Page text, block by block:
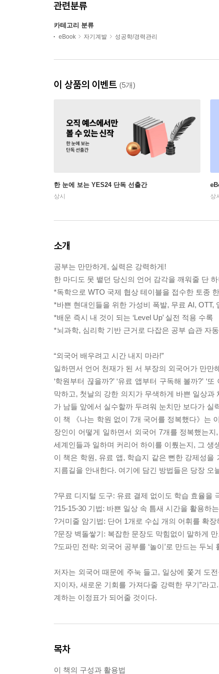
관련분류
카테고리 분류
eBook 자기계발 성공학/경력관리
이 상품의 이벤트 (5개)
한 눈에 보는 YES24 단독 선출간
상시 상
소개
공부는 만만하게, 실력은 강력하게!
한 마디도 못 뱉던 당신의 언어 감각을 깨워줄 단
*독학으로 WTO 국제 협상 테이블을 접수한 토종
*바쁜 현대인들을 위한 가성비 폭발, 무료 AI, OTT,
*배운 즉시 내 것이 되는 ‘Level Up’ 실전 적용 수록
*뇌과학, 심리학 기반 근거로 다잡은 공부 습관 자
“외국어 배우려고 시간 내지 마라!”
일하면서 언어 천재가 된 서 부장의 외국어가 만만
‘학원부터 끊을까?’ ‘유료 앱부터 구독해 볼까?’
막하고, 첫날의 강한 의지가 무색하게 바쁜 일상
가 남들 앞에서 실수할까 두려워 눈치만 보다가 실
이 책 《나는 학원 없이 7개 국어를 정복했다》는
장인이 어떻게 일하면서 외국어 7개를 정복했는
세계인들과 일하며 커리어 하이를 이뤘는지, 그 생
이 책은 학원, 유료 앱, 학습지 같은 뻔한 강제성을
지름길을 안내한다. 여기에 담긴 방법들은 당장 오
?무료 디지털 도구: 유료 결제 없이도 학습 효율을
?15-15-30 기법: 바쁜 일상 속 틈새 시간을 활용하
?거미줄 암기법: 단어 1개로 수십 개의 어휘를 확
?문장 벽돌쌓기: 복잡한 문장도 막힘없이 말하게
?도파민 전략: 외국어 공부를 ‘놀이’로 만드는 두뇌
저자는 외국어 때문에 주눅 들고, 일상에 쫓겨 도
지이자, 새로운 기회를 가져다줄 강력한 무기”라
계하는 이정표가 되어줄 것이다.
목차
이 책의 구성과 활용법